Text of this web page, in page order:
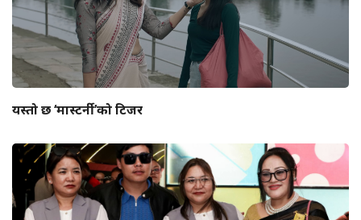
यस्तो छ ‘मास्टर्नी’को टिजर